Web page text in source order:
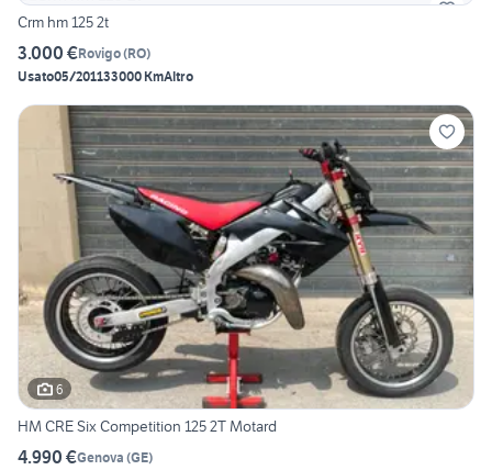
Crm hm 125 2t
3.000 €Rovigo(RO)
Usato05/201133000 KmAltro
6
HM CRE Six Competition 125 2T Motard
4.990 €Genova (GE)